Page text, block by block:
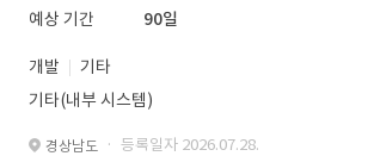
예상 기간
90일
개발
기타
기타(내부 시스템)
경상남도 · 등록일자 2026.07.28.